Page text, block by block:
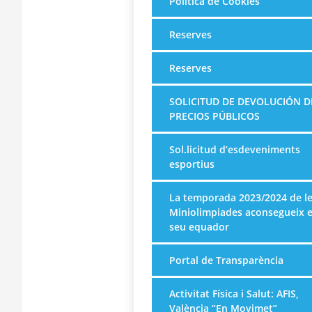
Reserves
Reserves
SOLICITUD DE DEVOLUCIÓN
PRECIOS PÚBLICOS
Sol.licitud d’esdeveniments
esportius
La temporada 2023/2024 de
Miniolimpiades aconsegueix
seu equador
Portal de Transparència
Activitat Física i Salut: AFIS,
València “En Movimet”